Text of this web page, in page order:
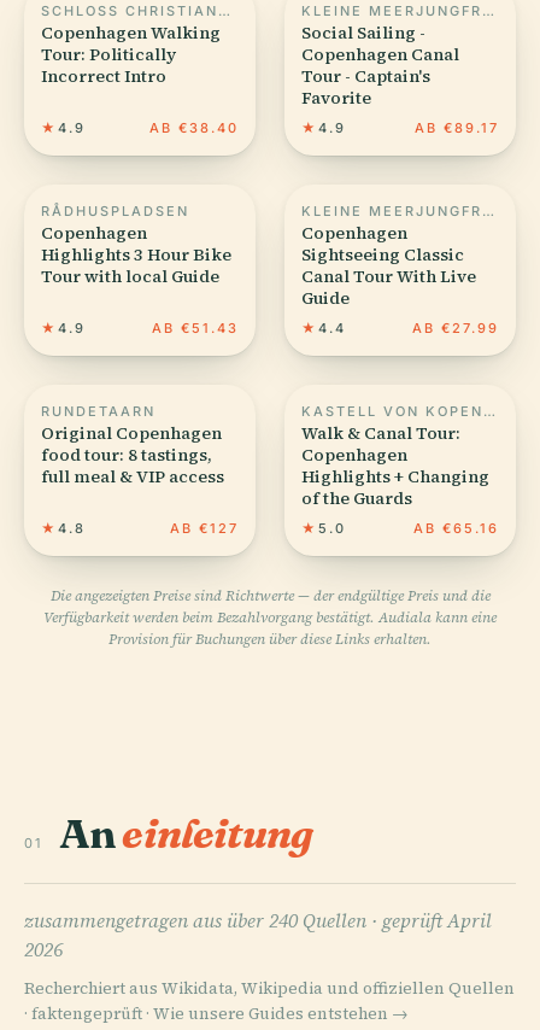
SCHLOSS CHRISTIANSBORG
Copenhagen Walking
Tour: Politically
Incorrect Intro
★ 4.9 AB €38.40
KLEINE MEERJUNGFRAU
Social Sailing -
Copenhagen Canal
Tour - Captain's
Favorite
★ 4.9 AB €89.17
RÅDHUSPLADSEN
Copenhagen
Highlights 3 Hour Bike
Tour with local Guide
★ 4.9 AB €51.43
KLEINE MEERJUNGFRAU
Copenhagen
Sightseeing Classic
Canal Tour With Live
Guide
★ 4.4 AB €27.99
RUNDETAARN
Original Copenhagen
food tour: 8 tastings,
full meal & VIP access
★ 4.8 AB €127
KASTELL VON KOPENHAGEN
Walk & Canal Tour:
Copenhagen
Highlights + Changing
of the Guards
★ 5.0 AB €65.16
Die angezeigten Preise sind Richtwerte — der endgültige Preis und die
Verfügbarkeit werden beim Bezahlvorgang bestätigt. Audiala kann eine
Provision für Buchungen über diese Links erhalten.
01 Aneinleitung
zusammengetragen aus über 240 Quellen · geprüft April
2026
Recherchiert aus Wikidata, Wikipedia und offiziellen Quellen
· faktengeprüft · Wie unsere Guides entstehen →